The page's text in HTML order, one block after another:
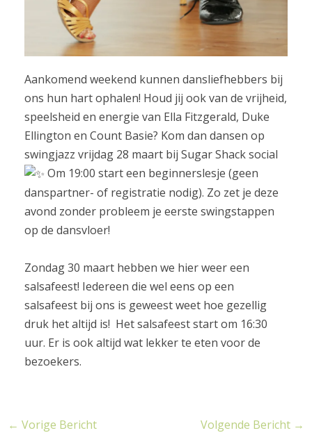
Aankomend weekend kunnen dansliefhebbers bij
ons hun hart ophalen! Houd jij ook van de vrijheid,
speelsheid en energie van Ella Fitzgerald, Duke
Ellington en Count Basie? Kom dan dansen op
swingjazz vrijdag 28 maart bij Sugar Shack social
Om 19:00 start een beginnerslesje (geen
danspartner- of registratie nodig). Zo zet je deze
avond zonder probleem je eerste swingstappen
op de dansvloer!
Zondag 30 maart hebben we hier weer een
salsafeest! Iedereen die wel eens op een
salsafeest bij ons is geweest weet hoe gezellig
druk het altijd is! Het salsafeest start om 16:30
uur. Er is ook altijd wat lekker te eten voor de
bezoekers.
← Vorige Bericht Volgende Bericht →